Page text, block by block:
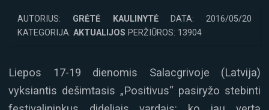
AUTORIUS: GRĖTĖ KAULINYTĖDATA: 2016/05/20
KATEGORIJA: AKTUALIJOS PERŽIŪROS: 13904
Liepos 17-19 dienomis Salacgrivoje (Latvija)
vyksiantis dešimtasis „Positivus“ pasiryžo stebinti